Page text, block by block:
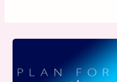
d’apprendre